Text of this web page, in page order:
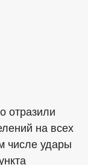
отразили
на всех
числе удары